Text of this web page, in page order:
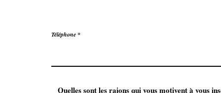
Téléphone